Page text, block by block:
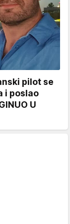
pilot se
i poslao
U